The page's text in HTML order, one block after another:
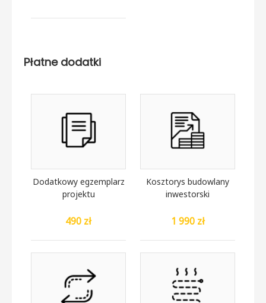
Płatne dodatki
Dodatkowy egzemplarz
projektu
490 zł
Kosztorys budowlany
inwestorski
1 990 zł